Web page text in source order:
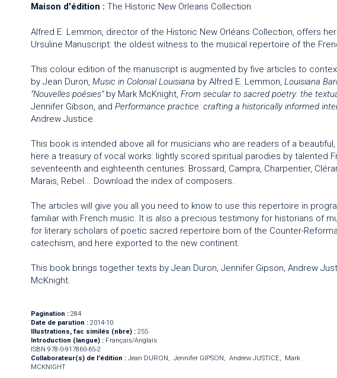
Maison d'édition : The Historic New Orleans Collection
Alfred E. Lemmon, director of the Historic New Orléans Collection, offers
Ursuline Manuscript: the oldest witness to the musical repertoire of the
This colour edition of the manuscript is augmented by five articles to
by Jean Duron, Music in Colonial Louisiana by Alfred E. Lemmon, Louisiana
"Nouvelles poésies"by Mark McKnight, From secular to sacred poetry: the
Jennifer Gibson, and Performance practice: crafting a historically informed
Andrew Justice.
This book is intended above all for musicians who are readers of a
here a treasury of vocal works: lightly scored spiritual parodies by talented
seventeenth and eighteenth centuries: Brossard, Campra, Charpentier,
Marais, Rebel... Download the index of composers.
The articles will give you all you need to know to use this repertoire in
familiar with French music. It is also a precious testimony for historians of
for literary scholars of poetic sacred repertoire born of the Counter-
catechism, and here exported to the new continent.
This book brings together texts by Jean Duron, Jennifer Gipson, Andrew
McKnight.
Pagination : 284
Date de parution : 2014-10
Illustrations, fac similés (nbre) : 255
Introduction (langue) : Français/Anglais
ISBN 978-0-917860-65-2
Collaborateur(s) de l'édition : Jean DURON Jennifer GIPSON Andrew JUSTICE
Mark
MCKNIGHT